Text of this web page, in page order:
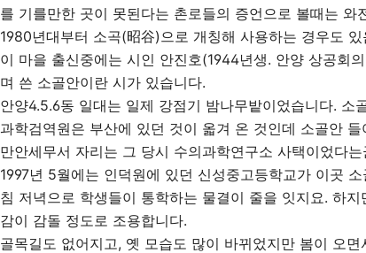
를 기를만한 곳이 못된다는 촌로들의 증언으로 볼때는 와
1980년대부터 소곡(昭谷)으로 개칭해 사용하는 경우도
이 마을 출신중에는 시인 안진호(1944년생. 안양 상공회
며 쓴 소골안이란 시가 있습니다.
안양4.5.6동 일대는 일제 강점기 밤나무밭이었습니다. 소
과학검역원은 부산에 있던 것이 옯겨 온 것인데 소골안
만안세무서 자리는 그 당시 수의과학연구소 사택이었다는
1997년 5월에는 인덕원에 있던 신성중고등학교가 이곳
침 저녁으로 학생들이 통학하는 물결이 줄을 잇지요. 하
감이 감돌 정도로 조용합니다.
골목길도 없어지고, 옛 모습도 많이 바뀌었지만 봄이 오